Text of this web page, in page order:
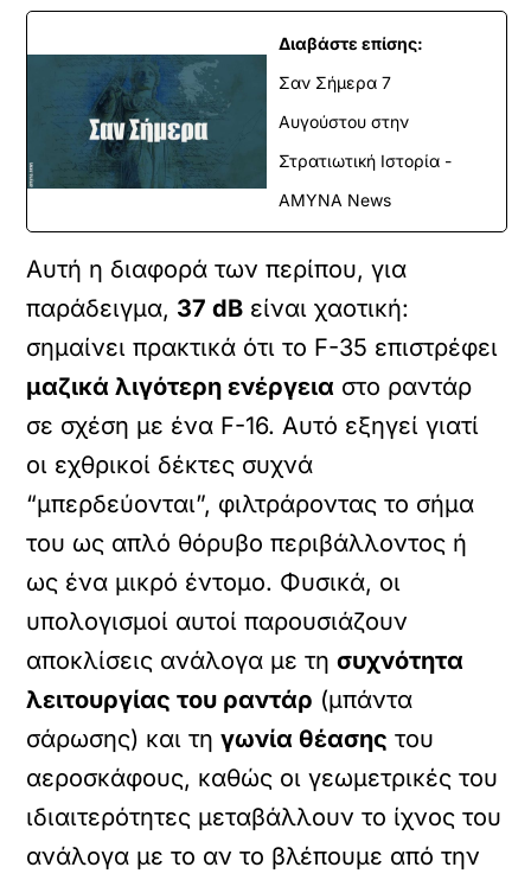
Διαβάστε επίσης:
Σαν Σήμερα 7
Αυγούστου στην
Στρατιωτική Ιστορία -
ΑΜΥΝΑ News
Αυτή η διαφορά των περίπου, για
παράδειγμα, 37 dB είναι χαοτική:
σημαίνει πρακτικά ότι το F-35 επιστρέφει
μαζικά λιγότερη ενέργεια στο ραντάρ
σε σχέση με ένα F-16. Αυτό εξηγεί γιατί
οι εχθρικοί δέκτες συχνά
“μπερδεύονται”, φιλτράροντας το σήμα
του ως απλό θόρυβο περιβάλλοντος ή
ως ένα μικρό έντομο. Φυσικά, οι
υπολογισμοί αυτοί παρουσιάζουν
αποκλίσεις ανάλογα με τησυχνότητα
λειτουργίας του ραντάρ (μπάντα
σάρωσης) και τηγωνία θέασης του
αεροσκάφους, καθώς οι γεωμετρικές του
ιδιαιτερότητες μεταβάλλουν το ίχνος του
ανάλογα με το αν το βλέπουμε από την